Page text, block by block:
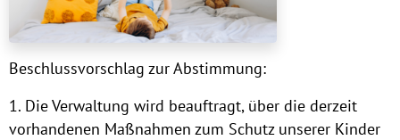
Beschlussvorschlag zur Abstimmung:
1. Die Verwaltung wird beauftragt, über die derzeit
vorhandenen Maßnahmen zum Schutz unserer Kinder